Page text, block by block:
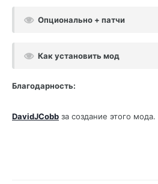
Опционально + патчи
Как установить мод
Благодарность:
DavidJCobb за создание этого мода.